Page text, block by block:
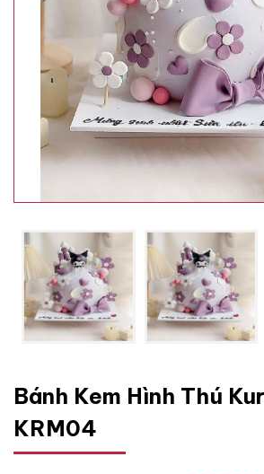
Bánh Kem Hình Thú
KRM04